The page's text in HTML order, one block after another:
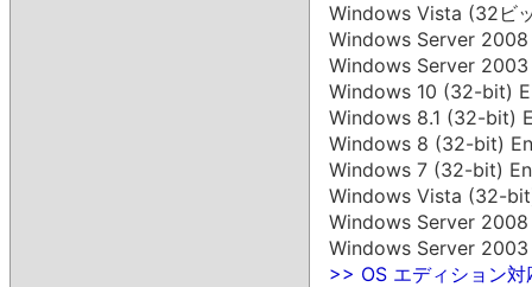
Windows Vista (32ビ
Windows Server
Windows Server
Windows 10 (32-bit)
Windows 8.1 (32-bit)
Windows 8 (32-bit)
Windows 7 (32-bit)
Windows Vista (32-
Windows Server
Windows Server
>> OS エディション対